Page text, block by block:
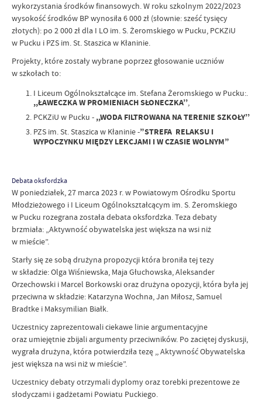
wykorzystania środków finansowych. W roku szkolnym 2022/2023
wysokość środków BP wynosiła 6 000 zł (słownie: sześć tysięcy
złotych): po 2 000 zł dla I LO im. S. Żeromskiego w Pucku, PCKZiU
w Pucku i PZS im. St. Staszica w Kłaninie.
Projekty, które zostały wybrane poprzez głosowanie uczniów
w szkołach to:
I Liceum Ogólnokształcące im. Stefana Żeromskiego w Pucku:.
,,ŁAWECZKA W PROMIENIACH SŁONECZKA’’,
PCKZiU w Pucku - ,,WODA FILTROWANA NA TERENIE SZKOŁY’’
PZS im. St. Staszica w Kłaninie -”STREFA RELAKSU I
WYPOCZYNKU MIĘDZY LEKCJAMI I W CZASIE WOLNYM”
Debata oksfordzka
W poniedziałek, 27 marca 2023 r. w Powiatowym Ośrodku Sportu
Młodzieżowego i I Liceum Ogólnokształcącym im. S. Żeromskiego
w Pucku rozegrana została debata oksfordzka. Teza debaty
brzmiała: „Aktywność obywatelska jest większa na wsi niż
w mieście”.
Starły się ze sobą drużyna propozycji która broniła tej tezy
w składzie: Olga Wiśniewska, Maja Głuchowska, Aleksander
Orzechowski i Marcel Borkowski oraz drużyna opozycji, która była jej
przeciwna w składzie: Katarzyna Wochna, Jan Miłosz, Samuel
Bradtke i Maksymilian Białk.
Uczestnicy zaprezentowali ciekawe linie argumentacyjne
oraz umiejętnie zbijali argumenty przeciwników. Po zaciętej dyskusji,
wygrała drużyna, która potwierdziła tezę ,, Aktywność Obywatelska
jest większa na wsi niż w mieście”.
Uczestnicy debaty otrzymali dyplomy oraz torebki prezentowe ze
słodyczami i gadżetami Powiatu Puckiego.